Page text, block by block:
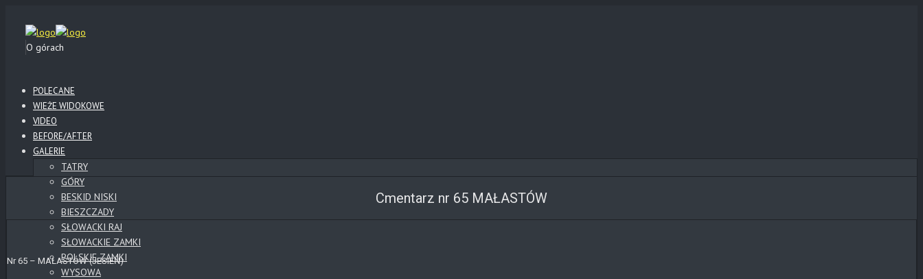
O górach
POLECANE
WIEŻE WIDOKOWE
VIDEO
BEFORE/AFTER
GALERIE
TATRY
GÓRY
BESKID NISKI
BIESZCZADY
SŁOWACKI RAJ
SŁOWACKIE ZAMKI
POLSKIE ZAMKI
WYSOWA
Cmentarz nr 65 MAŁASTÓW
Nr 65 – MAŁASTÓW (JESIEŃ)